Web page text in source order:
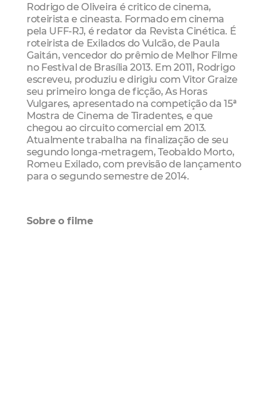
Rodrigo de Oliveira é critico de cinema,
roteirista e cineasta. Formado em cinema
pela UFF-RJ, é redator da Revista Cinética. É
roteirista de Exilados do Vulcão, de Paula
Gaitán, vencedor do prêmio de Melhor Filme
no Festival de Brasília 2013. Em 2011, Rodrigo
escreveu, produziu e dirigiu com Vitor Graize
seu primeiro longa de ficção,As Horas
Vulgares, apresentado na competição da 15ª
Mostra de Cinema de Tiradentes, e que
chegou ao circuito comercial em 2013.
Atualmente trabalha na finalização de seu
segundo longa-metragem,Teobaldo Morto,
Romeu Exilado, com previsão de lançamento
para o segundo semestre de 2014.
Sobre o filme